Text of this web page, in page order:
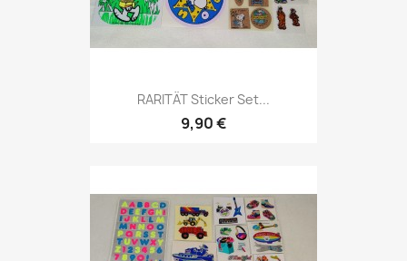
RARITÄT Sticker Set...
9,90 €